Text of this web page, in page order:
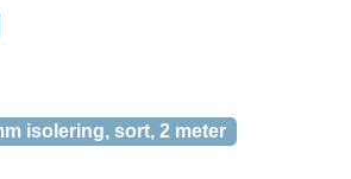
isolering, sort, 2 meter